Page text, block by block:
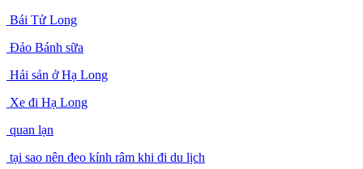
Bái Tử Long
Đảo Bánh sữa
Hải sản ở Hạ Long
Xe đi Hạ Long
quan lạn
tại sao nên đeo kính râm khi đi du lịch